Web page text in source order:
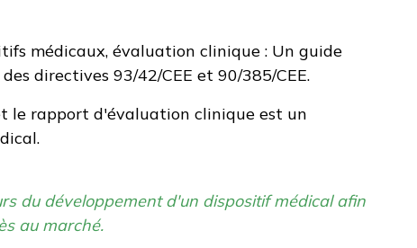
médicaux, évaluation clinique : Un guide
directives 93/42/CEE et 90/385/CEE.
le rapport d'évaluation clinique est un
du développement d'un dispositif médical afin
au marché.